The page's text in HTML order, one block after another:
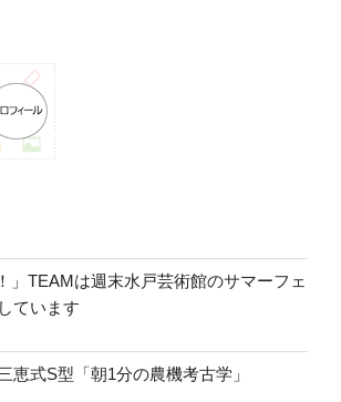
」TEAMは週末水戸芸術館のサマーフェ
ています
恵式S型「朝1分の農機考古学」